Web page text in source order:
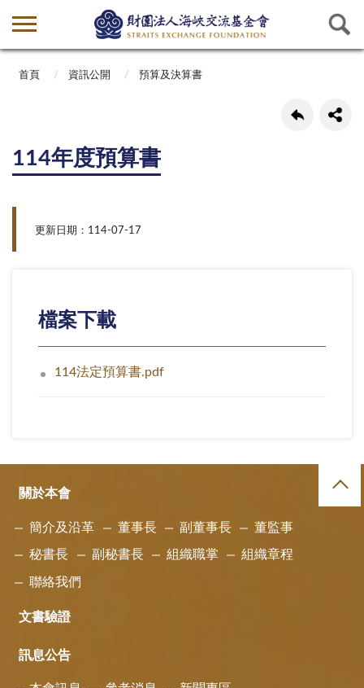
首頁 資訊公開 預算及決算書
114年度預算書
更新日期：114-07-17
檔案下載
114法定預算書.pdf
關於本會
簡介及沿革 董事長 副董事長 董監事
秘書長 副秘書長 組織職掌 組織章程
聯絡我們
文書驗證
訊息公告